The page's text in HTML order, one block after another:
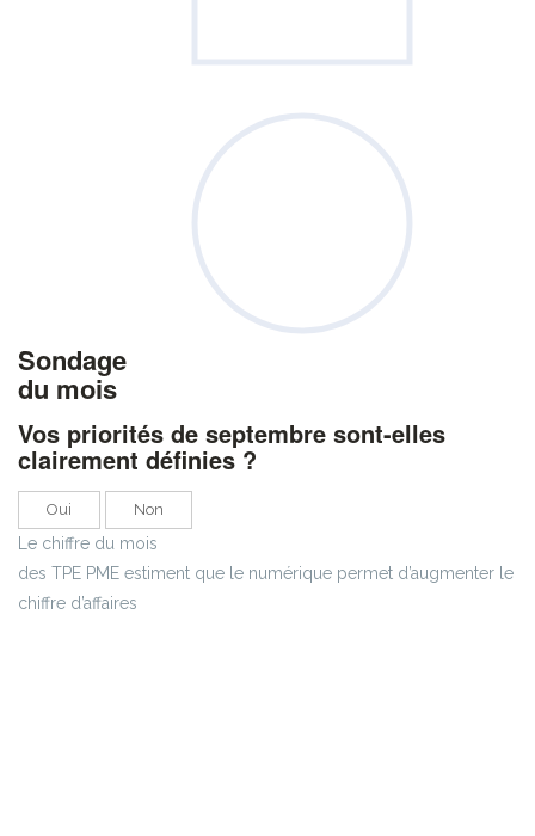
Sondage
du mois
Vos priorités de septembre sont-elles
clairement définies ?
Oui Non
Le chiffre du mois
des TPE PME estiment que le numérique permet d’augmenter le
chiffre d’affaires